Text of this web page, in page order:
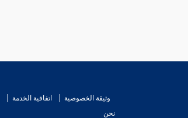
وثيقة الخصوصية اتفاقية الخدمة
نحن